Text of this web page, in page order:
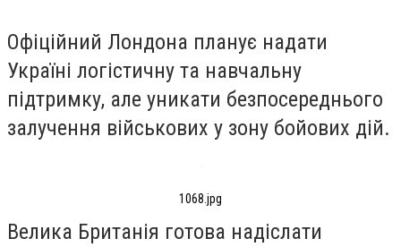
Офіційний Лондона планує надати
Україні логістичну та навчальну
підтримку, але уникати безпосереднього
залучення військових у зону бойових дій.
1068.jpg
Велика Британія готова надіслати